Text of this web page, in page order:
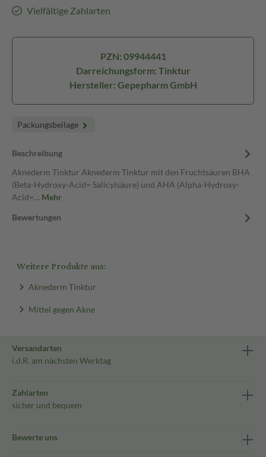
Vielfältige Zahlarten
PZN: 09944441
Darreichungsform: Tinktur
Hersteller: Gepepharm GmbH
Packungsbeilage
Beschreibung
Aknederm Tinktur Aknederm Tinktur mit den Fruchtsäuren BHA
(Beta-Hydroxy-Acid= Salicylsäure) und AHA (Alpha-Hydroxy-
Acid=… Mehr
Bewertungen
Weitere Produkte aus:
Aknederm Tinktur
Mittel gegen Akne
Versandarten
i.d.R. am nächsten Werktag
Zahlarten
sicher und bequem
Bewerte uns